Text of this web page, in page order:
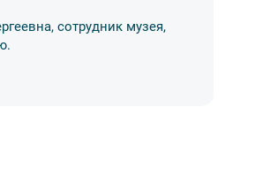
сотрудник музея,